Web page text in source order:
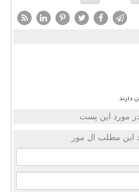
دارند
مورد این پست
این مطلب ال مور